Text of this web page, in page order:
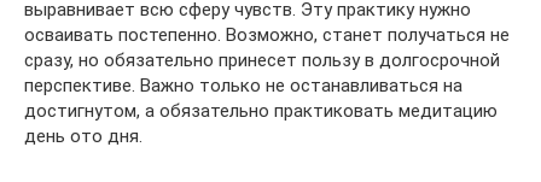
выравнивает всю сферу чувств. Эту практику нужно
осваивать постепенно. Возможно, станет получаться не
сразу, но обязательно принесет пользу в долгосрочной
перспективе. Важно только не останавливаться на
достигнутом, а обязательно практиковать медитацию
день ото дня.